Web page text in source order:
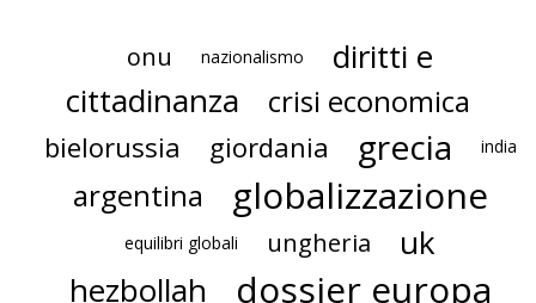
onu nazionalismo
diritti e
cittadinanza
crisi economica
bielorussia giordania grecia india
argentina globalizzazione
equilibri globali ungheria
uk
hezbollah
dossier europa